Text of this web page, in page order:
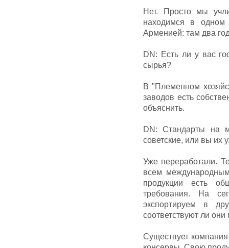
Нет. Просто мы
находимся в одном
Арменией: там два
DN: Есть ли у вас
сырья?
В "Племенном
заводов есть
объяснить.
DN: Стандарты на
советские, или вы их
Уже переработали.
всем
продукции есть
требования. На
экспортируем в
соответствуют ли
Существует